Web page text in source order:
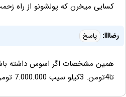
کسایی میخرن که پولشونو از راه
رضاااا: پاسخ
تا4تومن. 3کیلو سیب 7.000.000 تومن ؟؟؟؟